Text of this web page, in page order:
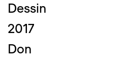
Dessin
2017
Don